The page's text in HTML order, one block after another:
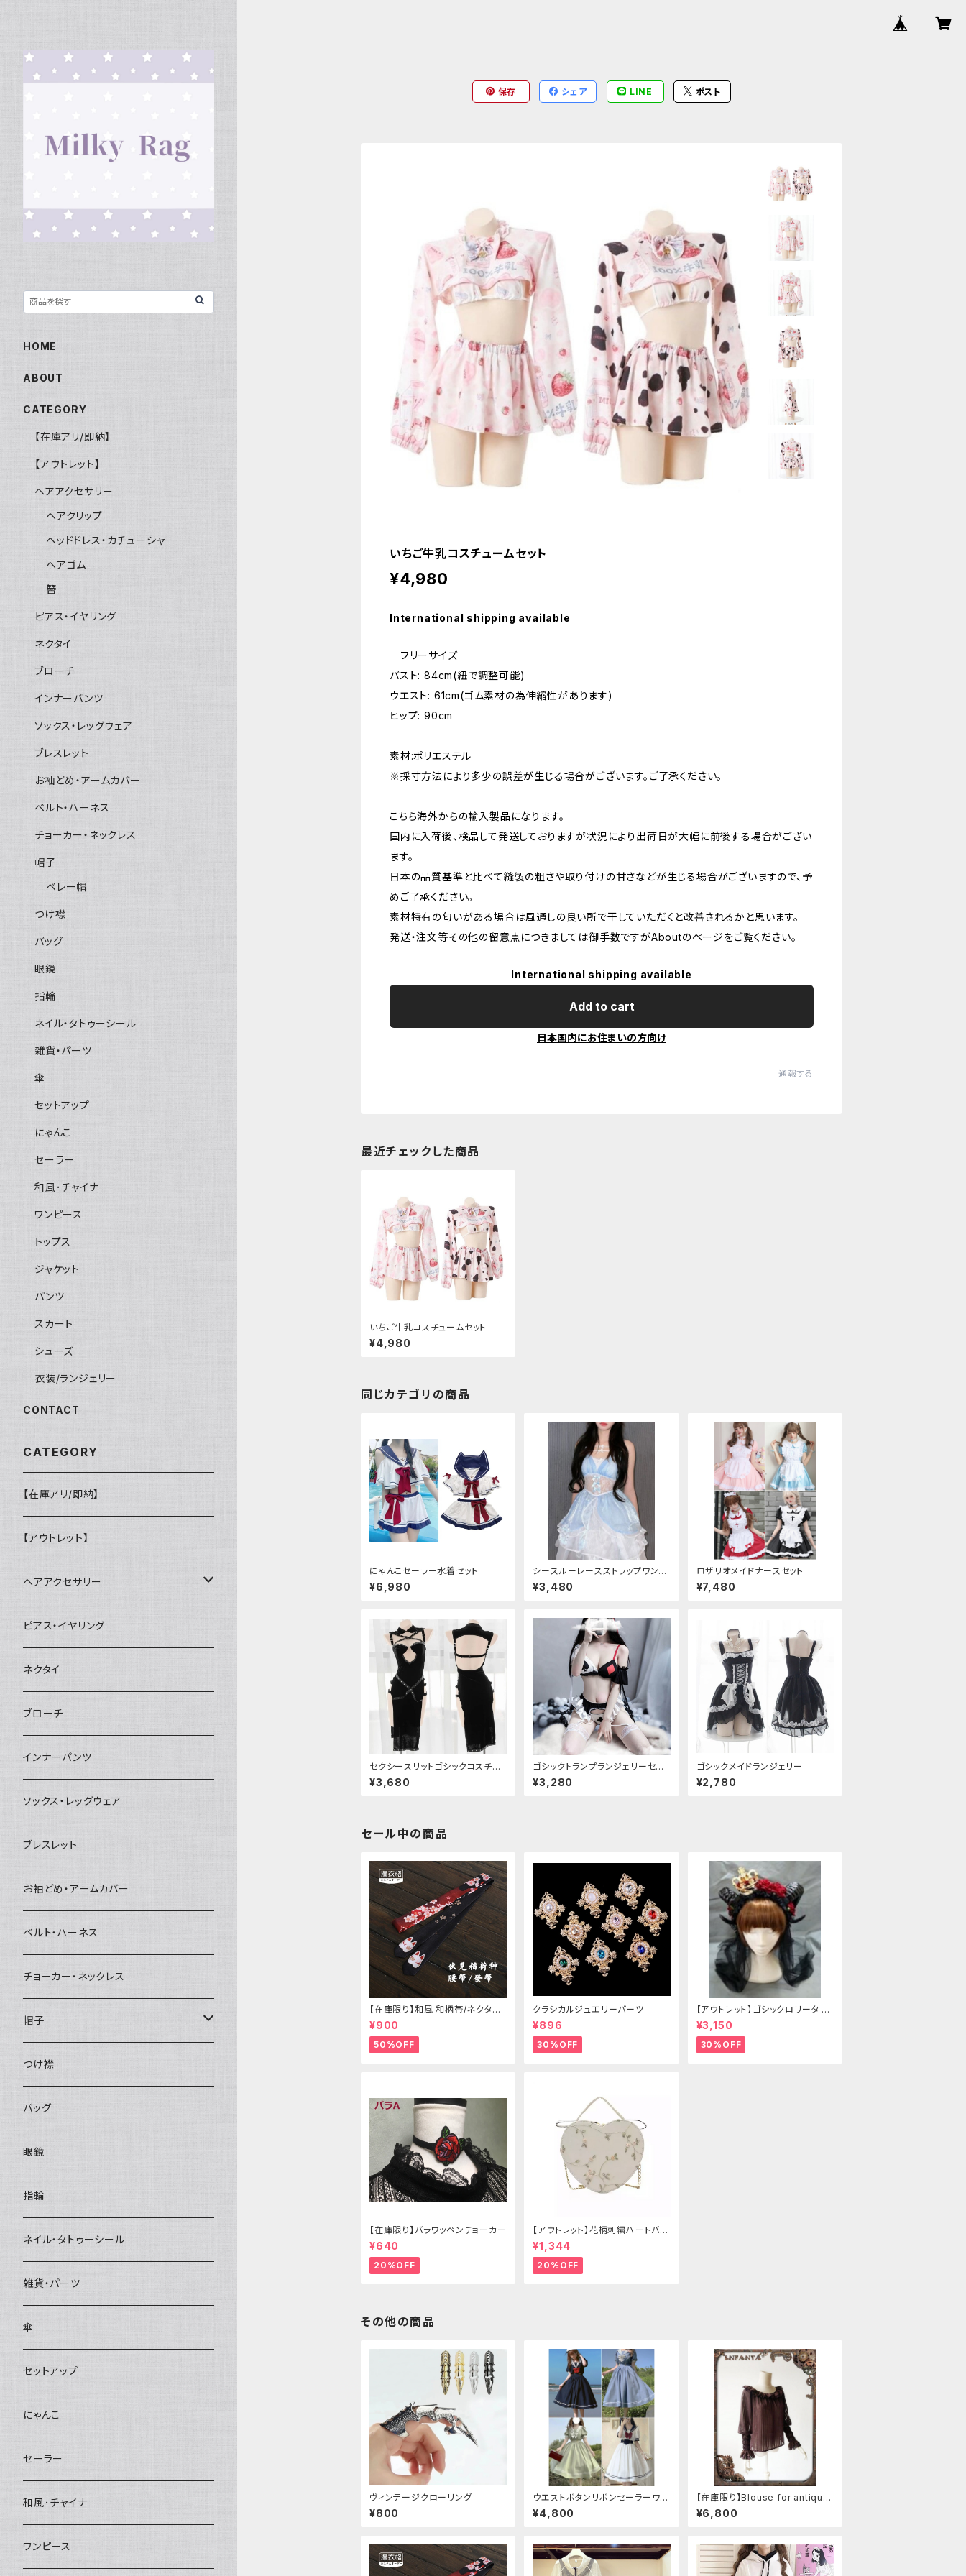
保存 シェア LINE ポスト
いちご牛乳コスチュームセット
¥4,980
International shipping available
フリーサイズ
バスト: 84cm(紐で調整可能)
ウエスト: 61cm(ゴム素材の為伸縮性があります)
ヒップ: 90cm
素材:ポリエステル
※採寸方法により多少の誤差が生じる場合がございます。ご了承ください。
こちら海外からの輸入製品になります。
国内に入荷後、検品して発送しておりますが状況により出荷日が大幅に前後する場合がござい
ます。
日本の品質基準と比べて縫製の粗さや取り付けの甘さなどが生じる場合がございますので、予
めご了承ください。
素材特有の匂いがある場合は風通しの良い所で干していただくと改善されるかと思います。
発送・注文等その他の留意点につきましては御手数ですがAboutのページをご覧ください。
International shipping available
Add to cart
日本国内にお住まいの方向け
通報する
最近チェックした商品
いちご牛乳コスチュームセット
¥4,980
同じカテゴリの商品
にゃんこセーラー水着セット
¥6,980
シースルーレースストラップワンピ
ース
¥3,480
ロザリオメイドナースセット
¥7,480
セクシースリットゴシックコスチュ
ーム
¥3,680
ゴシックトランプランジェリーセット
アップ
¥3,280
ゴシックメイドランジェリー
¥2,780
セール中の商品
【在庫限り】和風 和柄帯/ネクタイ/
リボン（狐面/金魚
¥900
50%OFF
クラシカルジュエリーパーツ
¥896
30%OFF
【アウトレット】ゴシックロリータ ゴ
ールドクラウン＆ホーン(ヴェール
付き)
¥3,150
30%OFF
【在庫限り】バラワッペンチョーカー
¥640
20%OFF
【アウトレット】花柄刺繍ハートバッ
グ
¥1,344
20%OFF
その他の商品
ヴィンテージクローリング
¥800
ウエストボタンリボンセーラーワン
ピース
¥4,800
【在庫限り】Blouse for antique
automaton
¥6,800
HOME
ABOUT
CATEGORY
【在庫アリ/即納】
【アウトレット】
ヘアアクセサリー
ヘアクリップ
ヘッドドレス・カチューシャ
ヘアゴム
簪
ピアス・イヤリング
ネクタイ
ブローチ
インナーパンツ
ソックス・レッグウェア
ブレスレット
お袖どめ・アームカバー
ベルト・ハーネス
チョーカー・ネックレス
帽子
ベレー帽
つけ襟
バッグ
眼鏡
指輪
ネイル・タトゥーシール
雑貨・パーツ
傘
セットアップ
にゃんこ
セーラー
和風･チャイナ
ワンピース
トップス
ジャケット
パンツ
スカート
シューズ
衣装/ランジェリー
CONTACT
CATEGORY
【在庫アリ/即納】
【アウトレット】
ヘアアクセサリー
ヘアクリップ
ヘッドドレス・カチューシャ
ヘアゴム
簪
ピアス・イヤリング
ネクタイ
ブローチ
インナーパンツ
ソックス・レッグウェア
ブレスレット
お袖どめ・アームカバー
ベルト・ハーネス
チョーカー・ネックレス
帽子
ベレー帽
つけ襟
バッグ
眼鏡
指輪
ネイル・タトゥーシール
雑貨・パーツ
傘
セットアップ
にゃんこ
セーラー
和風･チャイナ
ワンピース